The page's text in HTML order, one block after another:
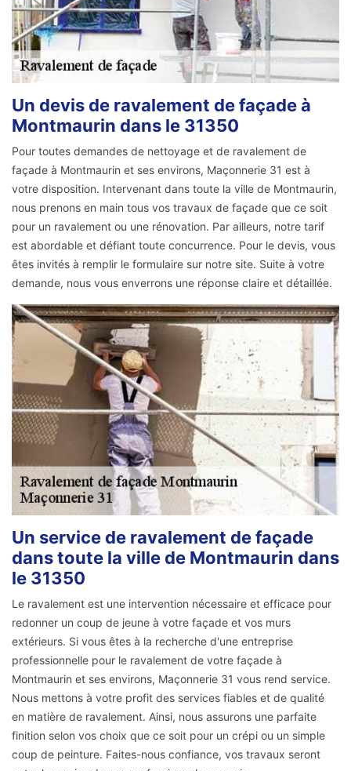
Un devis de ravalement de façade à
Montmaurin dans le 31350
Pour toutes demandes de nettoyage et de ravalement de
façade à Montmaurin et ses environs, Maçonnerie 31 est à
votre disposition. Intervenant dans toute la ville de Montmaurin,
nous prenons en main tous vos travaux de façade que ce soit
pour un ravalement ou une rénovation. Par ailleurs, notre tarif
est abordable et défiant toute concurrence. Pour le devis, vous
êtes invités à remplir le formulaire sur notre site. Suite à votre
demande, nous vous enverrons une réponse claire et détaillée.
Un service de ravalement de façade
dans toute la ville de Montmaurin dans
le 31350
Le ravalement est une intervention nécessaire et efficace pour
redonner un coup de jeune à votre façade et vos murs
extérieurs. Si vous êtes à la recherche d'une entreprise
professionnelle pour le ravalement de votre façade à
Montmaurin et ses environs, Maçonnerie 31 vous rend service.
Nous mettons à votre profit des services fiables et de qualité
en matière de ravalement. Ainsi, nous assurons une parfaite
finition selon vos choix que ce soit pour un crépi ou un simple
coup de peinture. Faites-nous confiance, vos travaux seront